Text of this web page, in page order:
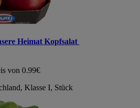
Heimat Kopfsalat
von 0.99€
Klasse I, Stück